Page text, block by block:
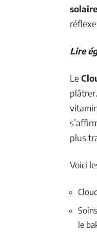
solaire
Lire
Le
plus
Voici
le